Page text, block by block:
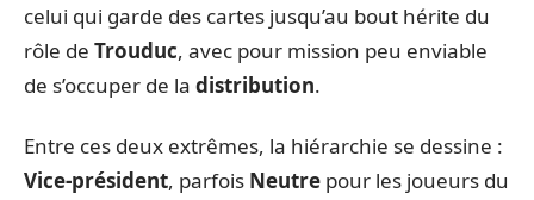
celui qui garde des cartes jusqu’au bout hérite du
rôle de Trouduc, avec pour mission peu enviable
de s’occuper de la distribution.
Entre ces deux extrêmes, la hiérarchie se dessine :
Vice-président, parfois Neutre pour les joueurs du